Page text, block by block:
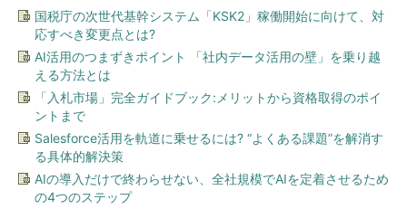
国税庁の次世代基幹システム「KSK2」稼働開始に向けて、対
応すべき変更点とは?
AI活用のつまずきポイント 「社内データ活用の壁」を乗り越
える方法とは
「入札市場」完全ガイドブック:メリットから資格取得のポイ
ントまで
Salesforce活用を軌道に乗せるには? “よくある課題”を解消す
る具体的解決策
AIの導入だけで終わらせない、全社規模でAIを定着させるため
の4つのステップ